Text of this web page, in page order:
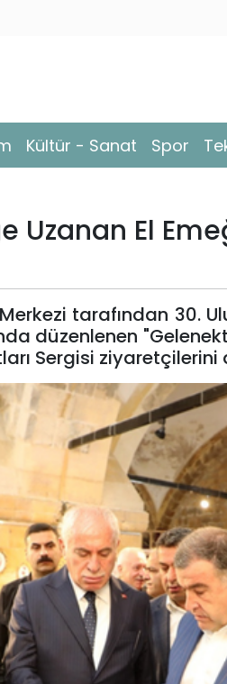
Kültür - Sanat Spor
Uzanan El
tarafından 30.
düzenlenen
Sergisi